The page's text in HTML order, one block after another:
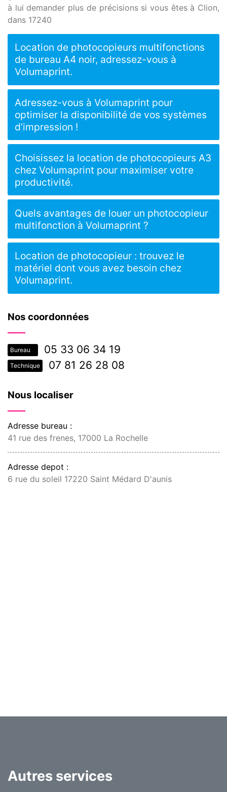
Nos coordonnées
Bureau 05 33 06 34 19
Technique 07 81 26 28 08
Nous localiser
Adresse bureau :
41 rue des frenes, 17000 La Rochelle
Adresse depot :
6 rue du soleil 17220 Saint Médard D'aunis
à lui demander plus de précisions si vous êtes à Clion,
dans 17240
Location de photocopieurs multifonctions
de bureau A4 noir, adressez-vous à
Volumaprint.
Adressez-vous à Volumaprint pour
optimiser la disponibilité de vos systèmes
d’impression !
Choisissez la location de photocopieurs A3
chez Volumaprint pour maximiser votre
productivité.
Quels avantages de louer un photocopieur
multifonction à Volumaprint ?
Location de photocopieur : trouvez le
matériel dont vous avez besoin chez
Volumaprint.
Autres services